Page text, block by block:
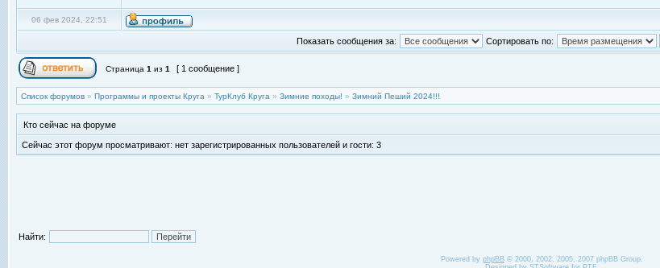
06 фев 2024, 22:51
Показать сообщения за: Сортировать по:
Страница 1 из 1 [ 1 сообщение ]
Список форумов » Программы и проекты Круга » ТурКлуб Круга » Зимние походы! » Зимний Пеший 2024!!!
Кто сейчас на форуме
Сейчас этот форум просматривают: нет зарегистрированных пользователей и гости: 3
Найти:
Powered by phpBB© 2000, 2002, 2005, 2007 phpBB Group.